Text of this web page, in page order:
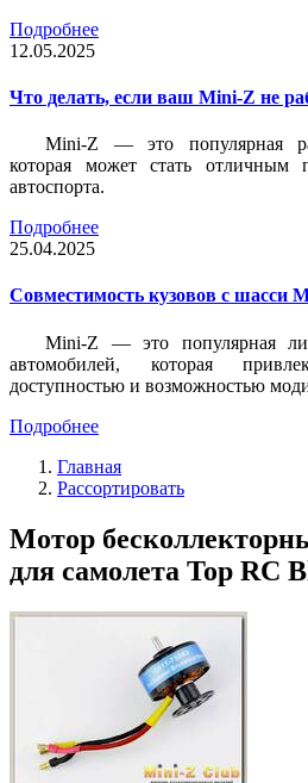
Подробнее
12.05.2025
Что делать, если ваш Mini-Z не
Mini-Z — это популярная
которая может стать отличным
автоспорта.
Подробнее
25.04.2025
Совместимость кузовов с шасси
Mini-Z — это популярная
автомобилей, которая
доступностью и возможностью
Подробнее
Главная
Рассортировать
Мотор
для самолета Top RC